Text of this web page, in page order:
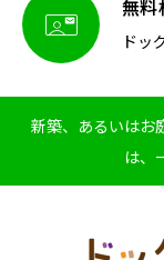
 無料
ドッ
新築、あるいはお
は、